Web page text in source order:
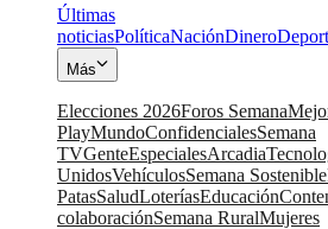
Últimas
noticiasPolíticaNaciónDinero
Más
Elecciones 2026Foros Semana
PlayMundoConfidencialesSemana
TVGenteEspecialesArcadia
UnidosVehículosSemana Sostenible
PatasSaludLoteríasEducación
colaboraciónSemana RuralMujeres